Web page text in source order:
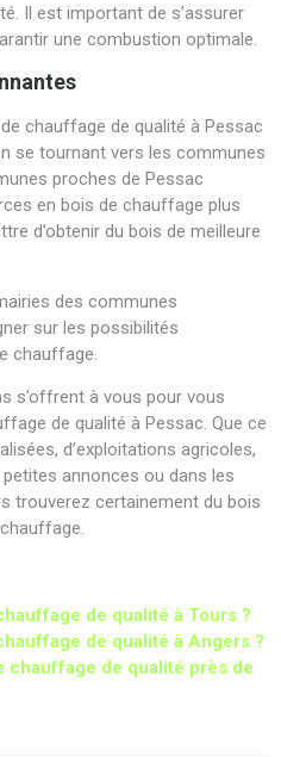
Il est important de s’assurer
une combustion optimale.
chauffage de qualité à Pessac
se tournant vers les communes
proches de Pessac
en bois de chauffage plus
d’obtenir du bois de meilleure
des communes
sur les possibilités
chauffage.
s’offrent à vous pour vous
de qualité à Pessac. Que ce
d’exploitations agricoles,
annonces ou dans les
trouverez certainement du bois
de qualité à Tours ?
de qualité à Angers ?
chauffage de qualité près de